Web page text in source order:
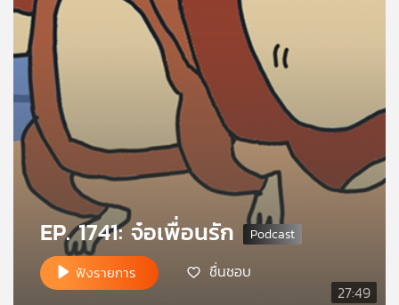
ข่าว
และ
กิจกรรม
เกี่ยว
กับ
เรา
เครือ
27:49
EP. 1741: จ๋อเพื่อนรัก
ฟังรายการ ชื่นชอบ